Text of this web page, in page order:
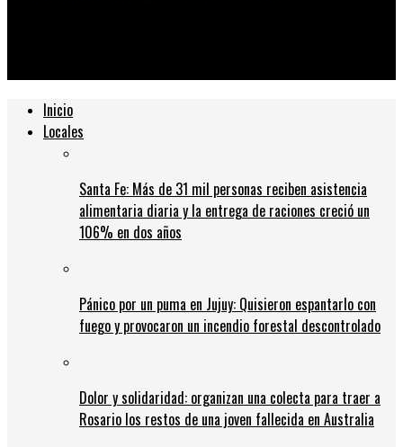
Inicio
Locales
Santa Fe: Más de 31 mil personas reciben asistencia
alimentaria diaria y la entrega de raciones creció un
106% en dos años
Pánico por un puma en Jujuy: Quisieron espantarlo con
fuego y provocaron un incendio forestal descontrolado
Dolor y solidaridad: organizan una colecta para traer a
Rosario los restos de una joven fallecida en Australia